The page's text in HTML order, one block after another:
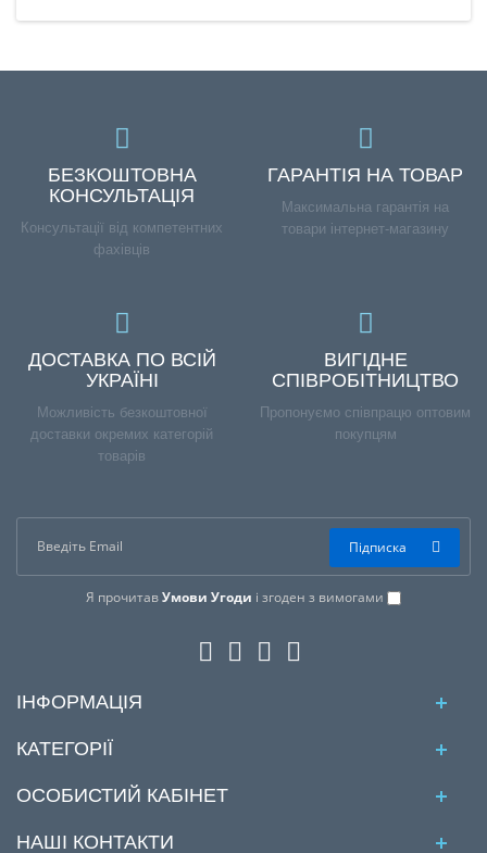
БЕЗКОШТОВНА
КОНСУЛЬТАЦІЯ
Консультації від компетентних
фахівців
ГАРАНТІЯ НА ТОВАР
Максимальна гарантія на
товари інтернет-магазину
ДОСТАВКА ПО ВСІЙ
УКРАЇНІ
Можливість безкоштовної
доставки окремих категорій
товарів
ВИГІДНЕ
СПІВРОБІТНИЦТВО
Пропонуємо співпрацю оптовим
покупцям
Я прочитавУмови Угоди і згоден з вимогами
Підписка
ІНФОРМАЦІЯ
КАТЕГОРІЇ
ОСОБИСТИЙ КАБІНЕТ
НАШІ КОНТАКТИ